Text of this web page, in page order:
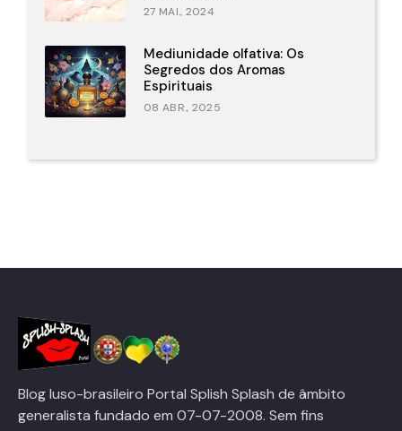
27 MAI., 2024
Mediunidade olfativa: Os
Segredos dos Aromas
Espirituais
08 ABR., 2025
Blog luso-brasileiro Portal Splish Splash de âmbito
generalista fundado em 07-07-2008. Sem fins